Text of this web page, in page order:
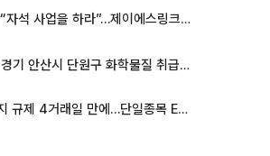
트럼프 “자석 사업을 하라”…제이에스링크, 비중국 영구자석 공급망 구축 속도
경기 안산시 단원구 화학물질 취급 공장서 연기 발생
레버리지 규제 4거래일 만에…단일종목 ETF 거래대금 '13분의 1' 급감